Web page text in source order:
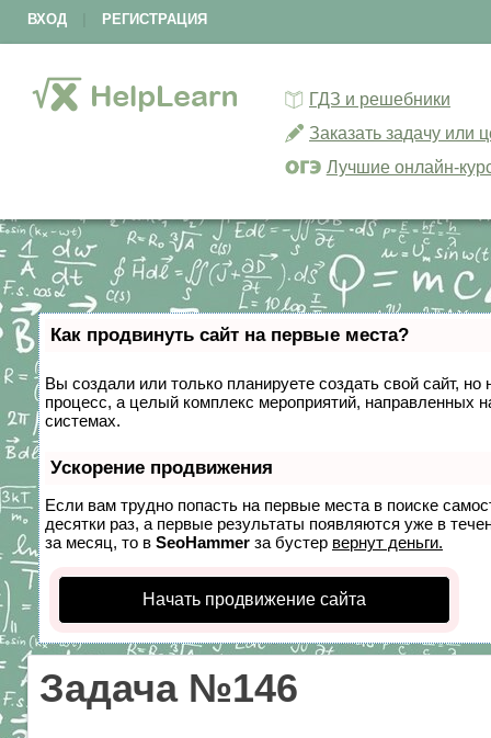
ВХОД РЕГИСТРАЦИЯ
ГДЗ и решебники
Заказать задачу или
Лучшие онлайн-
Как продвинуть сайт на первые места?
Вы создали или только планируете создать свой сайт,
процесс, а целый комплекс мероприятий, направленных
системах.
Ускорение продвижения
Если вам трудно попасть на первые места в поиске
десятки раз, а первые результаты появляются уже в
за месяц, то в SeoHammer за бустер вернут деньги.
Начать продвижение сайта
Задача №146